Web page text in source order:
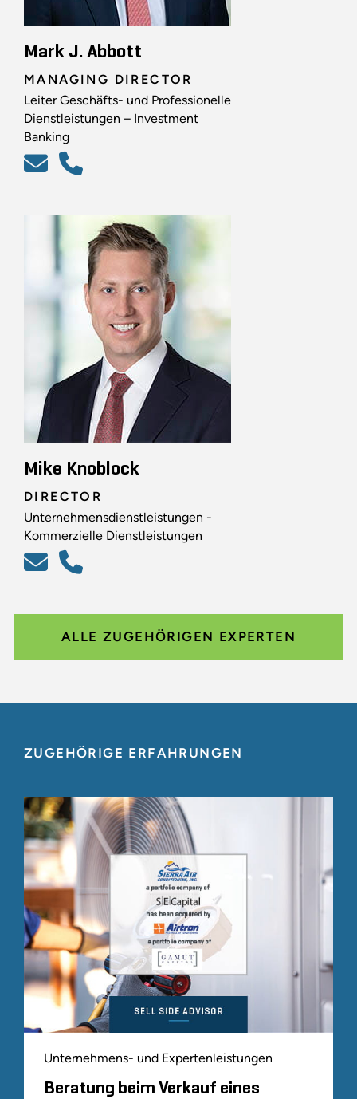
Mark J. Abbott
MANAGING DIRECTOR
Leiter Geschäfts- und Professionelle
Dienstleistungen – Investment
Banking
Mike Knoblock
DIRECTOR
Unternehmensdienstleistungen -
Kommerzielle Dienstleistungen
ALLE ZUGEHÖRIGEN EXPERTEN
ZUGEHÖRIGE ERFAHRUNGEN
Unternehmens- und Expertenleistungen
Beratung beim Verkauf eines